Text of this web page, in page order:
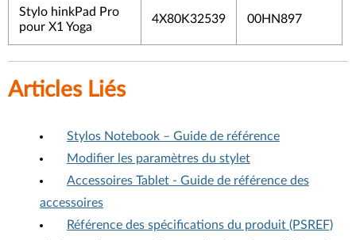
Stylo hinkPad Pro
pour X1 Yoga
4X80K32539 00HN897
Articles Liés
Stylos Notebook – Guide de référence
Modifier les paramètres du stylet
Accessoires Tablet - Guide de référence des
accessoires
Référence des spécifications du produit (PSREF)